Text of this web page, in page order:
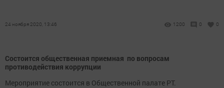
24 ноября 2020, 13:46 1200 0 0
Состоится общественная приемная по вопросам
противодействия коррупции
Мероприятие состоится в Общественной палате РТ.